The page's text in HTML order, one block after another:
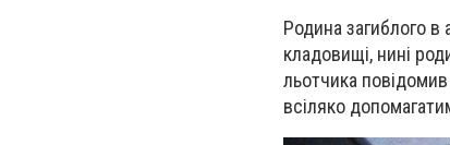
Родина загиблого в
кладовищі, нині
льотчика
всіляко